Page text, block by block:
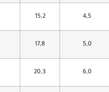
15,2 4,5
17,8 5,0
20,3 6,0